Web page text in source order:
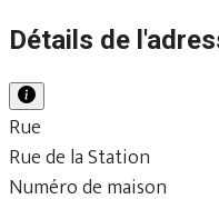
Détails de
Rue
Rue de la Station
Numéro de maison